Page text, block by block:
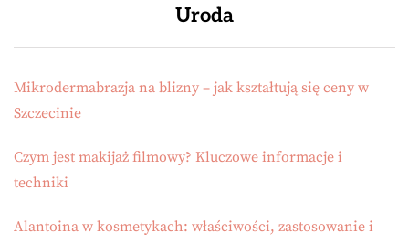
Uroda
Mikrodermabrazja na blizny – jak kształtują się ceny w
Szczecinie
Czym jest makijaż filmowy? Kluczowe informacje i
techniki
Alantoina w kosmetykach: właściwości, zastosowanie i